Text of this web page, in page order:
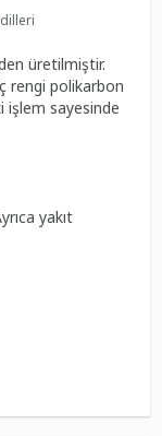
üretilmiştir.
rengi polikarbon
işlem sayesinde
yakıt